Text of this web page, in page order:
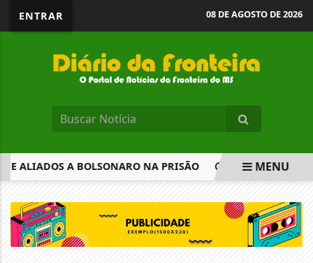
ENTRAR 08 DE AGOSTO DE 2026
E ALIADOS A BOLSONARO NA PRISÃO NASCIDOS EM
MENU